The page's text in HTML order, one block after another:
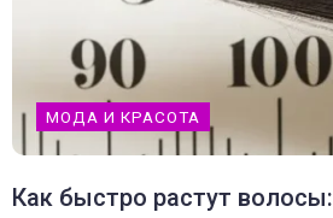
МОДА И КРАСОТА
Как быстро растут волосы: